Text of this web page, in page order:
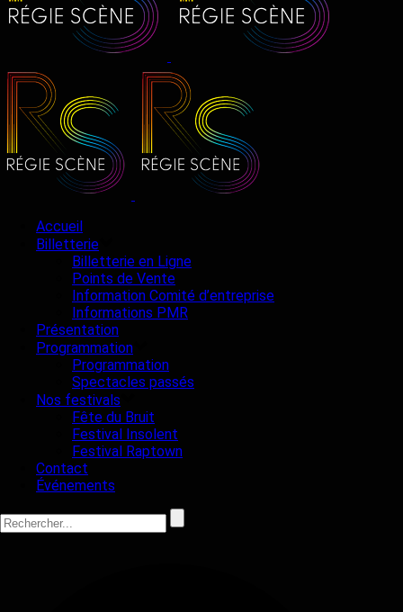
Accueil
Billetterie
Billetterie en Ligne
Points de Vente
Information Comité d’entreprise
Informations PMR
Présentation
Programmation
Programmation
Spectacles passés
Nos festivals
Fête du Bruit
Festival Insolent
Festival Raptown
Contact
Événements